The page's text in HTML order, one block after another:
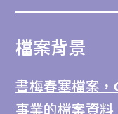
檔案背景
書梅春塞檔案，
事業的檔案資